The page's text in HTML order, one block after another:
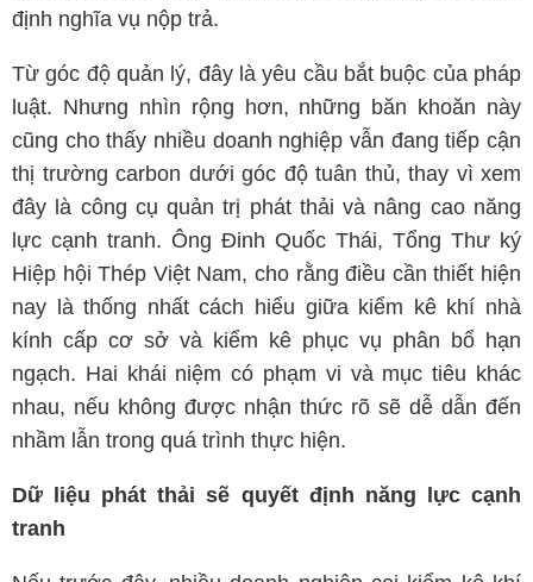
định nghĩa vụ nộp trả.
Từ góc độ quản lý, đây là yêu cầu bắt buộc của pháp
luật. Nhưng nhìn rộng hơn, những băn khoăn này
cũng cho thấy nhiều doanh nghiệp vẫn đang tiếp cận
thị trường carbon dưới góc độ tuân thủ, thay vì xem
đây là công cụ quản trị phát thải và nâng cao năng
lực cạnh tranh. Ông Đinh Quốc Thái, Tổng Thư ký
Hiệp hội Thép Việt Nam, cho rằng điều cần thiết hiện
nay là thống nhất cách hiểu giữa kiểm kê khí nhà
kính cấp cơ sở và kiểm kê phục vụ phân bổ hạn
ngạch. Hai khái niệm có phạm vi và mục tiêu khác
nhau, nếu không được nhận thức rõ sẽ dễ dẫn đến
nhầm lẫn trong quá trình thực hiện.
Dữ liệu phát thải sẽ quyết định năng lực cạnh
tranh